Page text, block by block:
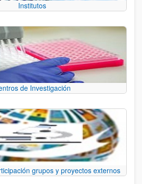
Institutos
de Investigación
grupos y proyectos externos